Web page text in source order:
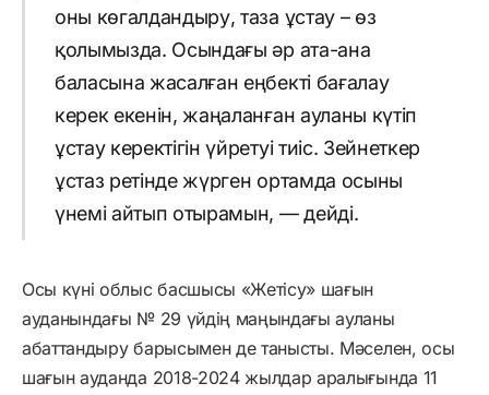
оны көгалдандыру, таза ұстау – өз
қолымызда. Осындағы әр ата-ана
баласына жасалған еңбекті бағалау
керек екенін, жаңаланған ауланы күтіп
ұстау керектігін үйретуі тиіс. Зейнеткер
ұстаз ретінде жүрген ортамда осыны
үнемі айтып отырамын, — дейді.
Осы күні облыс басшысы «Жетісу» шағын
ауданындағы № 29 үйдің маңындағы ауланы
абаттандыру барысымен де танысты. Мәселен, осы
шағын ауданда 2018-2024 жылдар аралығында 11